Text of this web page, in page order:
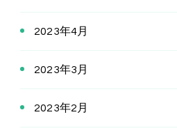
2023年4月
2023年3月
2023年2月